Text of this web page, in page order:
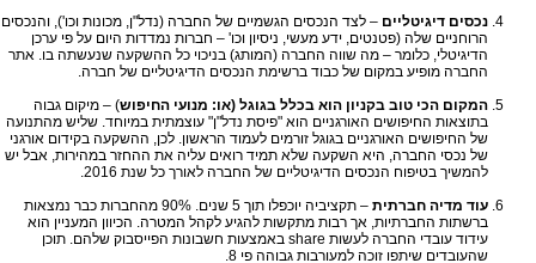
נכסים דיגיטליים – לצד הנכסים הגשמיים של החברה (נדל"ן, מכונות וכו'), והנכסים
הרוחניים שלה (פטנטים, ידע מעשי, ניסיון וכו' – חברות נמדדות היום על פי ערכן
הדיגיטלי, כלומר – מה שווה החברה (המותג) בניכוי כל ההשקעה שנעשתה בו. אתר
החברה מופיע במקום של כבוד ברשימת הנכסים הדיגיטליים של חברה.
המקום הכי טוב בקניון הוא בכלל בגוגל (או: מנועי החיפוש) – מיקום גבוה
בתוצאות החיפושים האורגניים הוא "פיסת נדל"ן" עוצמתית במיוחד. שליש מהתנועה
של החיפושים האורגניים בגוגל זורמים לעמוד הראשון. לכן, ההשקעה בקידום אורגני
של נכסי החברה, היא השקעה שלא תמיד רואים עליה את ההחזר במהירות, אבל יש
להמשיך בטיפוח הנכסים הדיגיטליים של החברה לאורך כל שנת 2016.
עוד מדיה חברתית
– תקציביה יוכפלו תוך 5 שנים. 90% מהחברות כבר נמצאות
ברשתות החברתיות, אך רבות מתקשות להגיע לקהל המטרה. הכיוון המעניין הוא
עידוד עובדי החברה לעשות share באמצעות חשבונות הפייסבוק שלהם. תוכן
שהעובדים שיתפו זוכה למעורבות גבוהה פי 8.